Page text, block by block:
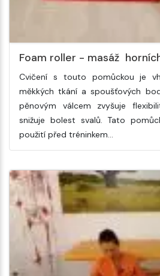
Foam roller - masáž
Cvičení s touto pomůckou je
měkkých tkání a spoušťových
pěnovým válcem zvyšuje
snižuje bolest svalů. Tato
použití před tréninkem…